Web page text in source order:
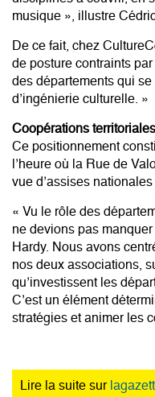
musique », illustre
De ce fait, chez
de posture contraints
des départements qui
d’ingénierie culturelle. »
Coopérations territoriales
Ce positionnement
l’heure où la Rue de
vue d’assises
« Vu le rôle des
ne devions pas
Hardy. Nous avons
nos deux associations,
qu’investissent les
C’est un élément
stratégies et animer les
Lire la suite sur